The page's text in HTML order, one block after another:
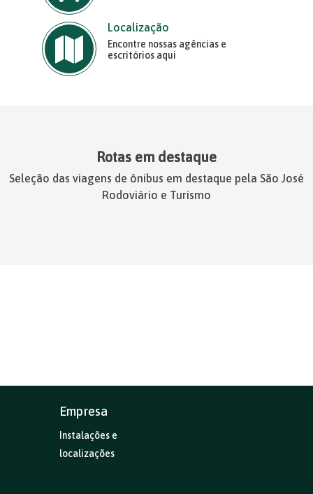
Localização
Encontre nossas agências e
escritórios aqui
Rotas em destaque
Seleção das viagens de ônibus em destaque pela São José
Rodoviário e Turismo
Empresa
Instalações e
localizações